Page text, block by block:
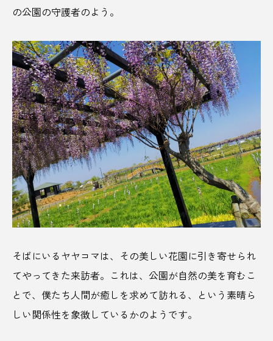
海洋環境 海開き
混浴露天風呂 温泉 温泉街 港
湯梨浜町 湯治屋
源泉掛け流し温泉 佐賀の湯処 こもれび 滋賀県
漁師 漁業 漫画 瀬戸内国際芸術祭
瀬戸内寂聴 瀬戸田レモン 焙煎所
無人島 無添加自然食品 無農薬
無限城 焼津 焼酎 熊 熊本市
牡蠣 特別体験 犬吠埼 猪苗代湖
の公園の守護者のよう。
そばにいるヤヤコマは、その美しい花園に引き寄せられ
てやってきた来訪者。これは、公園が自然の美を育むこ
とで、僕たち人間が癒しを求めて訪れる、という素晴ら
しい関係性を象徴しているかのようです。